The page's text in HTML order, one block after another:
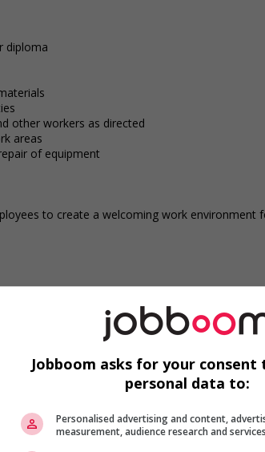
diploma
other workers as directed
areas
of equipment
to create a welcoming work environment
Jobboom asks for your consent
personal data to:
Personalised advertising and content,
measurement, audience research and